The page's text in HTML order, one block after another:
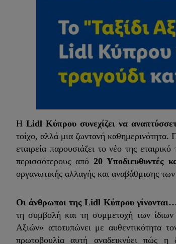
Η Lidl Κύπρου συνεχίζει να
τοίχο, αλλά μια ζωντανή καθημερινότητα.
εταιρεία παρουσιάζει το νέο της
περισσότερους από20 Υποδιευθυντές
οργανωτικής αλλαγής και αναβάθμισης
Οι άνθρωποι της Lidl Κύπρου
τη συμβολή και τη συμμετοχή των
Αξιών» αποτυπώνει με αυθεντικότητα
πρωτοβουλία αυτή αναδεικνύει πώς η